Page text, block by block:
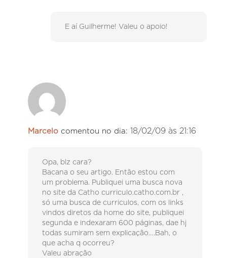
E aí Guilherme! Valeu o apoio!
Marcelo comentou no dia: 18/02/09 às 21:16
Opa, blz cara?
Bacana o seu artigo. Então estou com
um problema. Publiquei uma busca nova
no site da Catho curriculo.catho.com.br ,
só uma busca de curriculos, com os links
vindos diretos da home do site, publiquei
segunda e indexaram 600 páginas, dae hj
todas sumiram sem explicação….Bah, o
que acha q ocorreu?
Valeu abração